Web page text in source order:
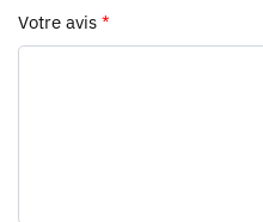
Votre avis *